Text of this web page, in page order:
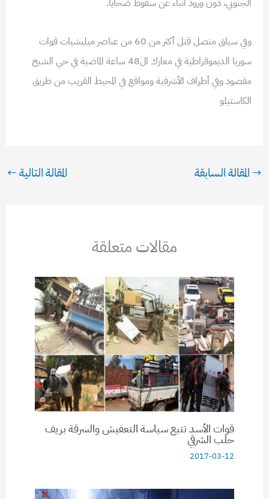
الجنوبي، دون ورود أنباء عن سقوط ضحايا.
وفي سياق متصل قتل أكثر من 60 من عناصر ميليشيات قوات
سوريا الديموقراطية في معارك ال48 ساعة الماضية في حي الشيخ
مقصود وفي أطراف الأشرفية ومواقع في المحيط القريب من طريق
الكاستيلو
→ المقالة السابقة المقالة التالية←
مقالات متعلقة
قوات الأسد تتبع سياسة التعفيش والسرقة بريف
حلب الشرقي
2017-03-12